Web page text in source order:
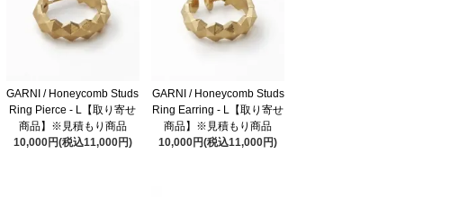
GARNI / Honeycomb Studs
Ring Pierce - L【取り寄せ
商品】※見積もり商品
10,000円(税込11,000円)
GARNI / Honeycomb Studs
Ring Earring - L【取り寄せ
商品】※見積もり商品
10,000円(税込11,000円)